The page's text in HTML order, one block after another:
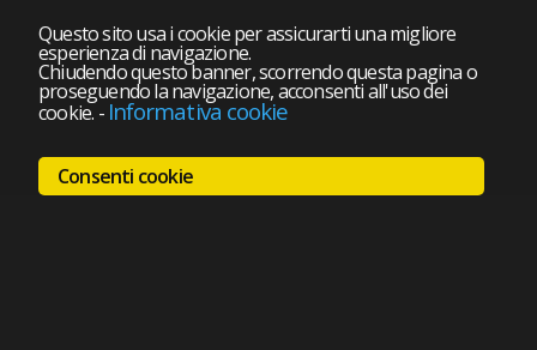
Questo sito usa i cookie per assicurarti una migliore
esperienza di navigazione.
Chiudendo questo banner, scorrendo questa pagina o
proseguendo la navigazione, acconsenti all'uso dei
cookie. - Informativa cookie
Consenti cookie